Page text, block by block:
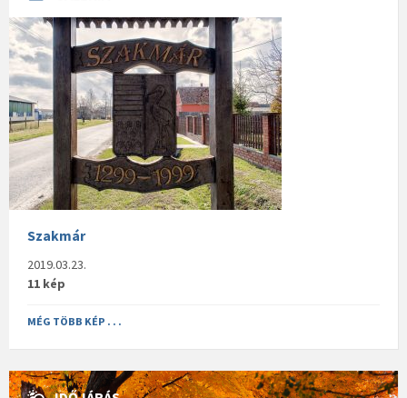
Szakmár
2019.03.23.
11 kép
MÉG TÖBB KÉP . . .